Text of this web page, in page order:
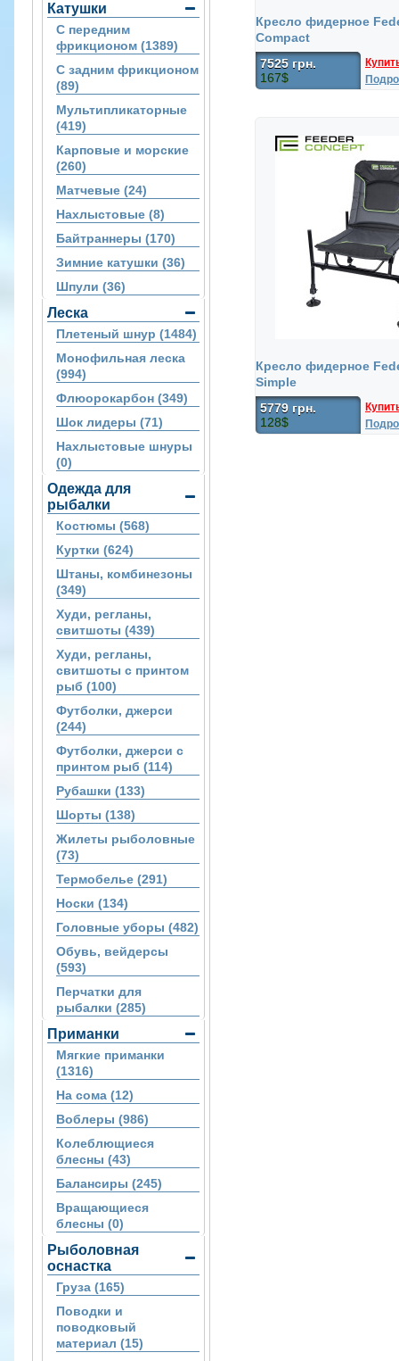
Катушки
С передним
фрикционом (1389)
С задним фрикционом
(89)
Мультипликаторные
(419)
Карповые и морские
(260)
Матчевые (24)
Нахлыстовые (8)
Байтраннеры (170)
Зимние катушки (36)
Шпули (36)
Леска
Плетеный шнур (1484)
Монофильная леска
(994)
Флюорокарбон (349)
Шок лидеры (71)
Нахлыстовые шнуры
(0)
Одежда для
рыбалки
Костюмы (568)
Куртки (624)
Штаны, комбинезоны
(349)
Худи, регланы,
свитшоты (439)
Худи, регланы,
свитшоты с принтом
рыб (100)
Футболки, джерси
(244)
Футболки, джерси с
принтом рыб (114)
Рубашки (133)
Шорты (138)
Жилеты рыболовные
(73)
Термобелье (291)
Носки (134)
Головные уборы (482)
Обувь, вейдерсы
(593)
Перчатки для
рыбалки (285)
Приманки
Мягкие приманки
(1316)
На сома (12)
Воблеры (986)
Колеблющиеся
блесны (43)
Балансиры (245)
Вращающиеся
блесны (0)
Рыболовная
оснастка
Груза (165)
Поводки и
поводковый
материал (15)
Кресло фидерное
Compact
7525 грн.
167$
Кресло фидерное
Simple
5779 грн.
128$